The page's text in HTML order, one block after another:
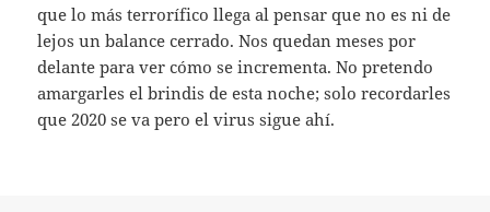
que lo más terrorífico llega al pensar que no es ni de
lejos un balance cerrado. Nos quedan meses por
delante para ver cómo se incrementa. No pretendo
amargarles el brindis de esta noche; solo recordarles
que 2020 se va pero el virus sigue ahí.